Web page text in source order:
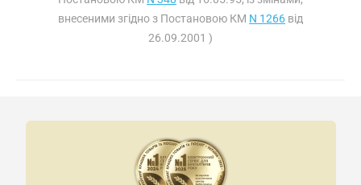
внесеними згідно з Постановою КМ N 1266 від
26.09.2001 )